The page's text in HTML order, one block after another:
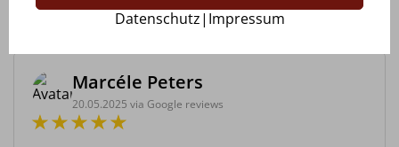
Marcéle Peters
20.05.2025 via Google reviews
Datenschutz| Impressum